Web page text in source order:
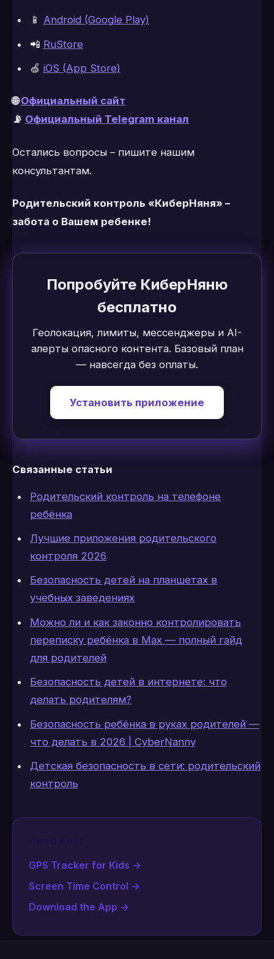
📱 Android (Google Play)
📲 RuStore
🍏 iOS (App Store)
🌐Официальный сайт
📡 Официальный Telegram канал
Остались вопросы – пишите нашим
консультантам.
Родительский контроль «КиберНяня» –
забота о Вашем ребенке!
Попробуйте КиберНяню
бесплатно
Геолокация, лимиты, мессенджеры и AI-
алерты опасного контента. Базовый план
— навсегда без оплаты.
Установить приложение
Связанные статьи
Родительский контроль на телефоне
ребёнка
Лучшие приложения родительского
контроля 2026
Безопасность детей на планшетах в
учебных заведениях
Можно ли и как законно контролировать
переписку ребёнка в Max — полный гайд
для родителей
Безопасность детей в интернете: что
делать родителям?
Безопасность ребёнка в руках родителей —
что делать в 2026 | CyberNanny
Детская безопасность в сети: родительский
контроль
GPS Tracker for Kids →
Screen Time Control →
Download the App →